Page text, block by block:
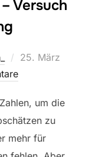
Versuch
Veröffentlicht
25. März
um die
zu
mehr für